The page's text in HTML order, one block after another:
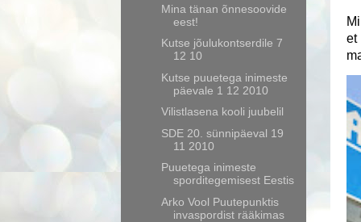
et
Mina tänan õnnesoovide
eest!
Kutse jõulukontserdile 7
12 10
Kutse puuetega inimeste
päevale 1 12 2010
Vilistlasena kooli juubelil
SDE 20. sünnipäeval 19
11 2010
Puuetega inimeste
sporditegemisest Eestis
Arko Vool Puutepunktis
invaspordist rääkimas